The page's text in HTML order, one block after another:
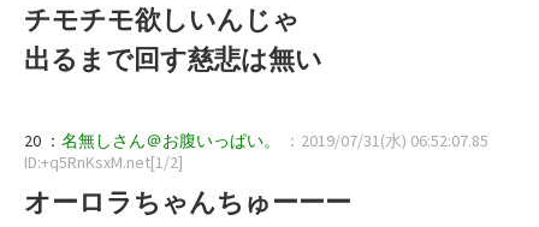
チモチモ欲しいんじゃ
出るまで回す慈悲は無い
20 ： 名無しさん＠お腹いっぱい。
：2019/07/31(水) 06:52:07.85
ID:+q5RnKsxM.net[1/2]
オーロラちゃんちゅーーー